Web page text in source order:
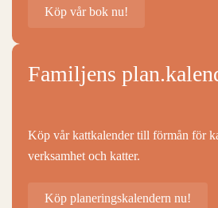
Köp vår bok nu!
Familjens
Köp vår kattkalender till förmån för
verksamhet och katter.
Köp planeringskalendern nu!